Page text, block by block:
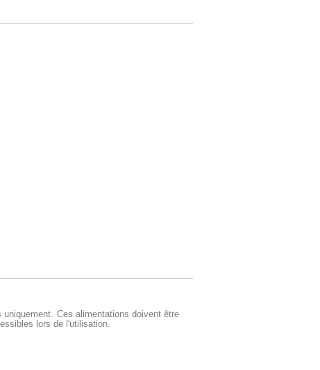
Ces alimentations doivent être
pas accessibles lors de l'utilisation.